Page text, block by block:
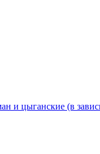
и цыганские (в